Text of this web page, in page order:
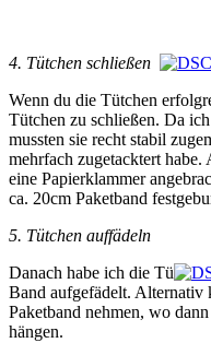
4. Tütchen schließen
Wenn du die Tütchen
Tütchen zu schließen. Da
mussten sie recht stabil
mehrfach zugetacktert
eine Papierklammer
ca. 20cm Paketband
5. Tütchen auffädeln
Danach habe ich die Tü
Band aufgefädelt. Alternativ
Paketband nehmen, wo
hängen.